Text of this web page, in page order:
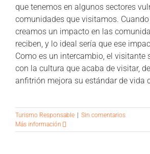
que tenemos en algunos sectores
comunidades que visitamos.
creamos un impacto en las
reciben, y lo ideal sería que ese
Como es un intercambio, el visitante
con la cultura que acaba de visitar,
anfitrión mejora su estándar de vida
Turismo Responsable | Sin comentarios
Más información